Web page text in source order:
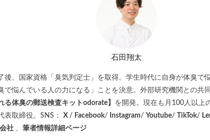
石田翔太
後、国家資格「臭気判定士」を取得。学生時代に自身が体臭で
で悩んでいる人の力になる」ことを決意。外部研究機関との共
る体臭の郵送検査キットodorate】 を開発。現在も月100人以上
表取締役。SNS： X / Facebook/ Instagram/ Youtube/ TikTok/
社 、 筆者情報詳細ページ